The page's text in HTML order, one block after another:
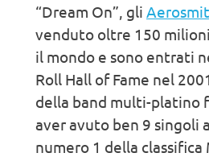
“Dream On”, gli
venduto oltre 150
il mondo e sono entrati
Roll Hall of Fame nel
della band multi-platino
aver avuto ben 9 singoli
numero 1 della classifica